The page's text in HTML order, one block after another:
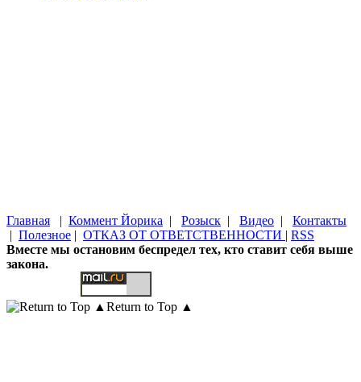
Главная | Коммент Йорика | Розыск | Видео | Контакты
| Полезное | ОТКАЗ ОТ ОТВЕТСТВЕННОСТИ | RSS
Вместе мы остановим беспредел тех, кто ставит себя выше
закона.
Return to Top ▲